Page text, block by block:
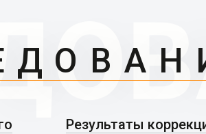
Результаты